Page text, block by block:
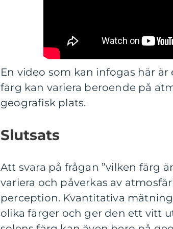
En video som kan infogas här
färg kan variera beroende på
geografisk plats.
Slutsats
Att svara på frågan ”vilken färg
variera och påverkas av
perception. Kvantitativa
olika färger och ger den ett vitt